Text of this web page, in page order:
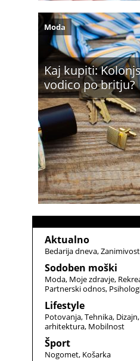
Kaj kupiti:
vodico po britju?
Moda
Aktualno
Bedarija dneva
Sodoben moški
Moda Moje zdravje
Partnerski odnos
Lifestyle
Potovanja Tehnika Dizajn
arhitektura Mobilnost
Šport
Nogomet Košarka